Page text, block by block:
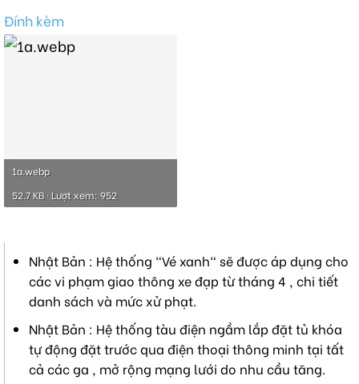
Đính kèm
1a.webp
52.7 KB · Lượt xem: 952
Nhật Bản : Hệ thống "Vé xanh" sẽ được áp dụng cho
các vi phạm giao thông xe đạp từ tháng 4 , chi tiết
danh sách và mức xử phạt.
Nhật Bản : Hệ thống tàu điện ngầm lắp đặt tủ khóa
tự động đặt trước qua điện thoại thông minh tại tất
cả các ga , mở rộng mạng lưới do nhu cầu tăng.